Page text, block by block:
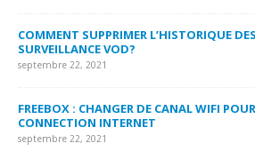
COMMENT SUPPRIMER L’HISTORIQUE
SURVEILLANCE VOD?
septembre 22, 2021
FREEBOX : CHANGER DE CANAL WIFI
CONNECTION INTERNET
septembre 22, 2021